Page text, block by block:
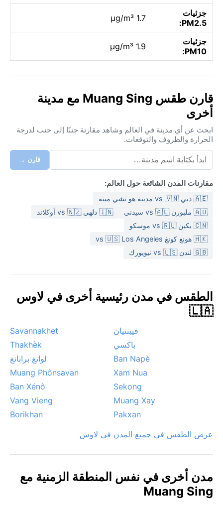
جزئيات
PM2.5:
1.7 µg/m³
جزئيات
PM10:
1.9 µg/m³
قارن طقس Muang Sing مع مدينة
أخرى
ابحث عن أي مدينة في العالم وشاهد مقارنة جنبًا إلى جنب لدرجة
الحرارة والظروف والتوقعات.
قارن →
مقارنات المدن الشائعة حول العالم:
🇦🇪 دبي vs 🇻🇳 مدينة هو تشي مينه
🇦🇺 ملبورن vs 🇦🇺 سيدني
🇮🇳 دلهي vs 🇳🇿 أوكلاند
🇨🇳 بكين vs 🇷🇺 موسكو
🇭🇰 هونغ كونغ vs 🇺🇸 Los Angeles
🇬🇧 لندن vs 🇺🇸 نيويورك
الطقس في مدن رئيسية أخرى في لاوس
🇱🇦
فيينتيان
Savannakhet
باكسي
Thakhèk
Ban Napè
لوانغ برابانغ
Xam Nua
Muang Phônsavan
Sekong
Ban Xénô
Muang Xay
Vang Vieng
Pakxan
Borikhan
عرض الطقس في جميع المدن في لاوس
مدن أخرى في نفس المنطقة الزمنية مع
Muang Sing